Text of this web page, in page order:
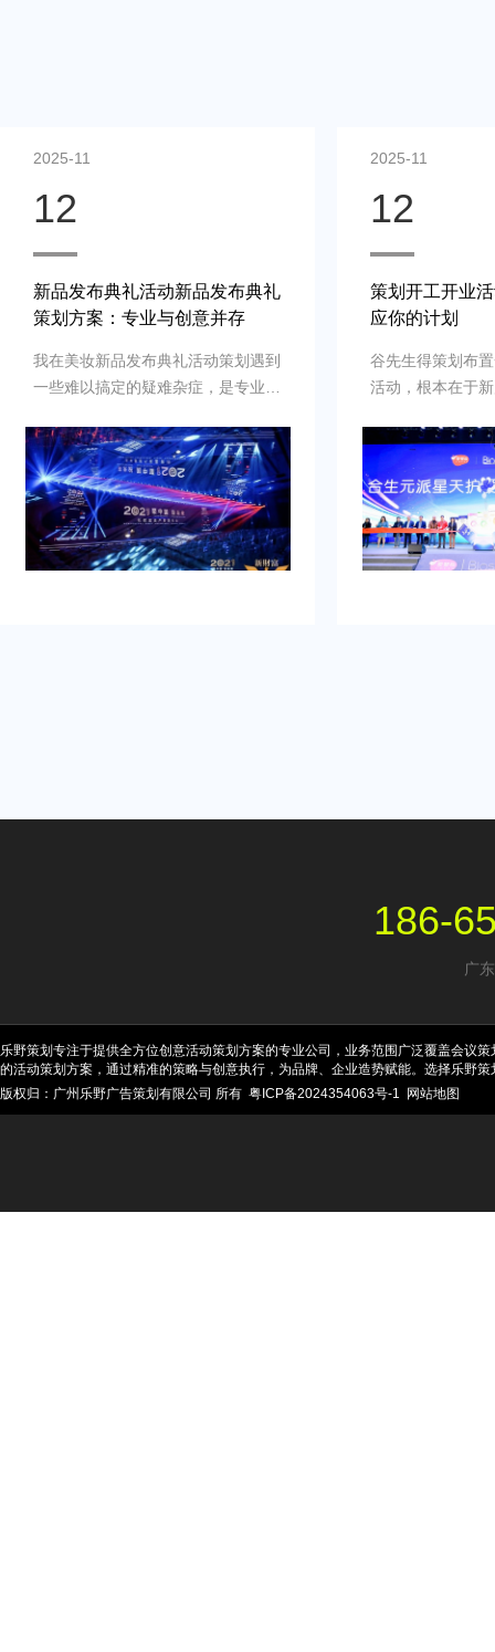
2025-11
12
策划开工开业活动案例：快速响
应你的计划
谷先生得策划布置一场商场开工开业
活动，根本在于新店、新公司、新品
并营造良好的品牌形象。再者得做
到：增加曝光度，吸引目标消费群
体，提高知名度，通过活动推动初期
销售。可是鉴于不具备充足的渠道和
资源进行大规模的市场推广。需要专
业的策划和执行来吸引目标人群，创
2025-11
12
线上直播营销
色点亮每个细节
夏总监在决计时
上直播策划公司
畅、观众参与符
有担心策划公司
经验不足，影响
需得慎重决计。
186-
广
乐野策划专注于提供全方位创意活动策划方案的专业公司，业务范围广泛覆盖会议
的活动策划方案，通过精准的策略与创意执行，为品牌、企业造势赋能。选择乐野
版权归：广州乐野广告策划有限公司 所有 粤ICP备2024354063号-1 网站地图